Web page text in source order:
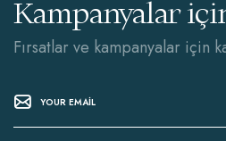
Kampanyalar
Fırsatlar ve kampanyalar için